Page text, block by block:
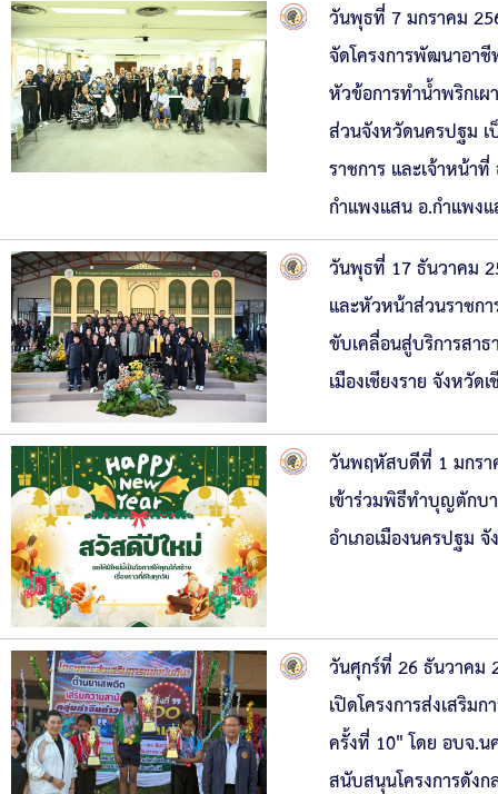
วันพุธที่ 7 มกราคม
จัดโครงการพัฒนาอา
หัวข้อการทำน้ำพริกเ
ส่วนจังหวัดนครปฐม
ราชการ และเจ้าหน้
กำแพงแสน อ.กำแพง
วันพุธที่ 17 ธันวาคม
และหัวหน้าส่วนราชก
ขับเคลื่อนสู่บริการสา
เมืองเชียงราย จังหวัด
วันพฤหัสบดีที่ 1 มกรา
เข้าร่วมพิธีทำบุญตักบ
อำเภอเมืองนครปฐม
วันศุกร์ที่ 26 ธันวาคม
เปิดโครงการส่งเสริ
ครั้งที่ 10" โดย อบจ.
สนับสนุนโครงการดังก